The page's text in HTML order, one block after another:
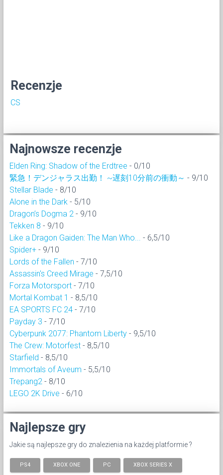
Recenzje
CS
Najnowsze recenzje
Elden Ring: Shadow of the Erdtree - 0/10
緊急！デンジャラス出勤！ ~遅刻10分前の衝動～ - 9/10
Stellar Blade - 8/10
Alone in the Dark - 5/10
Dragon’s Dogma 2 - 9/10
Tekken 8 - 9/10
Like a Dragon Gaiden: The Man Who...
- 6,5/10
Spider+ - 9/10
Lords of the Fallen - 7/10
Assassin's Creed Mirage - 7,5/10
Forza Motorsport - 7/10
Mortal Kombat 1 - 8,5/10
EA SPORTS FC 24 - 7/10
Payday 3 - 7/10
Cyberpunk 2077: Phantom Liberty - 9,5/10
The Crew: Motorfest - 8,5/10
Starfield - 8,5/10
Immortals of Aveum - 5,5/10
Trepang2 - 8/10
LEGO 2K Drive - 6/10
Najlepsze gry
Jakie są najlepsze gry do znalezienia na każdej platformie ?
PS4 XBOX ONE PC XBOX SERIES X